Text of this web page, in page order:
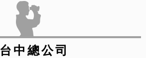
台中總公司